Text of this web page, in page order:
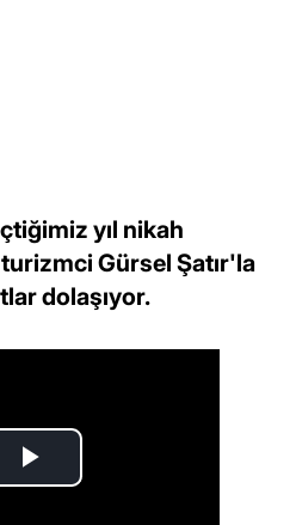
yıl nikah
Gürsel Şatır'la
dolaşıyor.